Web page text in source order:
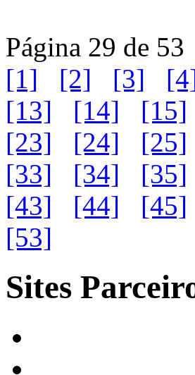
Página 29 de 53
[1]
[2] [3]
[13]
[14] [15]
[23]
[24] [25]
[33]
[34] [35]
[43]
[44] [45]
[53]
Sites